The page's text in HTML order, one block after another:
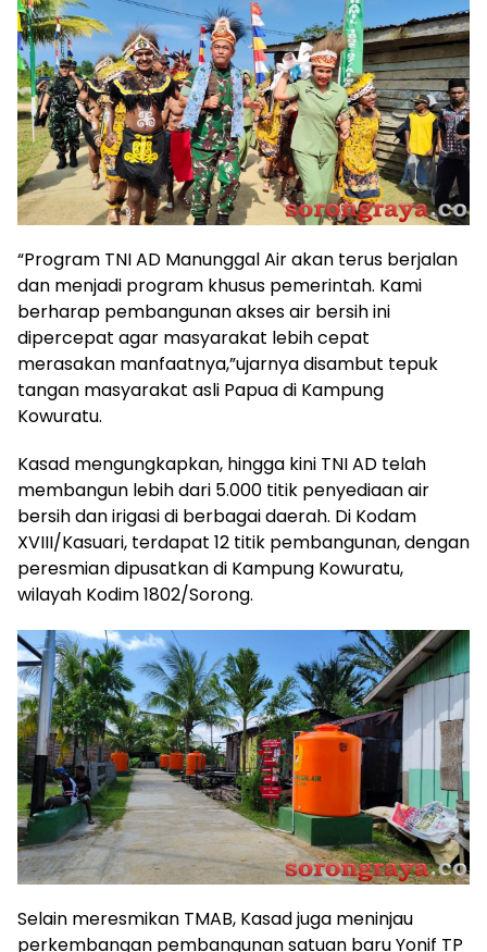
“Program TNI AD Manunggal Air akan terus berjalan
dan menjadi program khusus pemerintah. Kami
berharap pembangunan akses air bersih ini
dipercepat agar masyarakat lebih cepat
merasakan manfaatnya,”ujarnya disambut tepuk
tangan masyarakat asli Papua di Kampung
Kowuratu.
Kasad mengungkapkan, hingga kini TNI AD telah
membangun lebih dari 5.000 titik penyediaan air
bersih dan irigasi di berbagai daerah. Di Kodam
XVIII/Kasuari, terdapat 12 titik pembangunan, dengan
peresmian dipusatkan di Kampung Kowuratu,
wilayah Kodim 1802/Sorong.
Selain meresmikan TMAB, Kasad juga meninjau
perkembangan pembangunan satuan baru Yonif TP